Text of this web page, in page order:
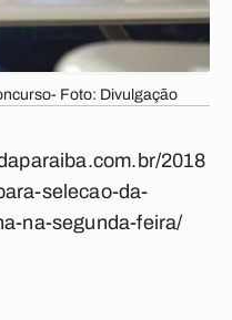
Foto: Divulgação
2018
selecao-da-
na-segunda-feira/